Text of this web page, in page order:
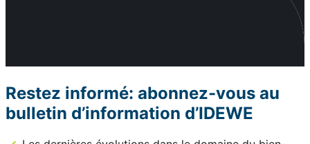
Restez informé: abonnez-vous au
bulletin d’information d’IDEWE